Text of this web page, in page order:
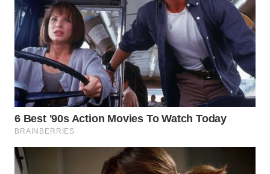
WN
DEPOK
WN
TAPANULI
UTARA
WN
SAMOSIR